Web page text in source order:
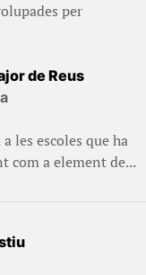
per
de Reus
les escoles que ha
com a element de...